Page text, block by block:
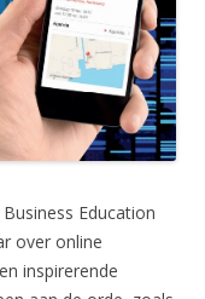
Education
over online
inspirerende